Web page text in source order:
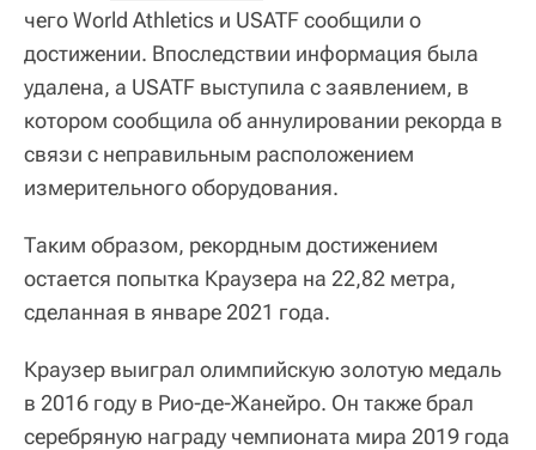
чего World Athletics и USATF сообщили о
достижении. Впоследствии информация была
удалена, а USATF выступила с заявлением, в
котором сообщила об аннулировании рекорда в
связи с неправильным расположением
измерительного оборудования.
Таким образом, рекордным достижением
остается попытка Краузера на 22,82 метра,
сделанная в январе 2021 года.
Краузер выиграл олимпийскую золотую медаль
в 2016 году в Рио-де-Жанейро. Он также брал
серебряную награду чемпионата мира 2019 года